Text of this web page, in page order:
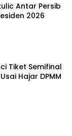
Antar Persib
2026
Tiket Semifinal
Hajar DPMM